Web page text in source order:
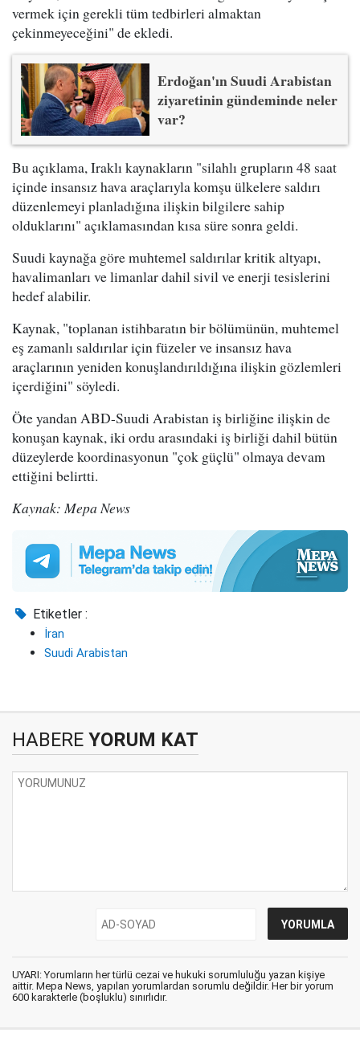
vermek için gerekli tüm tedbirleri almaktan
çekinmeyeceğini" de ekledi.
Erdoğan'ın Suudi Arabistan
ziyaretinin gündeminde neler
var?
Bu açıklama, Iraklı kaynakların "silahlı grupların 48 saat
içinde insansız hava araçlarıyla komşu ülkelere saldırı
düzenlemeyi planladığına ilişkin bilgilere sahip
olduklarını" açıklamasından kısa süre sonra geldi.
Suudi kaynağa göre muhtemel saldırılar kritik altyapı,
havalimanları ve limanlar dahil sivil ve enerji tesislerini
hedef alabilir.
Kaynak, "toplanan istihbaratın bir bölümünün, muhtemel
eş zamanlı saldırılar için füzeler ve insansız hava
araçlarının yeniden konuşlandırıldığına ilişkin gözlemleri
içerdiğini" söyledi.
Öte yandan ABD-Suudi Arabistan iş birliğine ilişkin de
konuşan kaynak, iki ordu arasındaki iş birliği dahil bütün
düzeylerde koordinasyonun "çok güçlü" olmaya devam
ettiğini belirtti.
Kaynak: Mepa News
Etiketler :
İran
Suudi Arabistan
HABERE YORUM KAT
UYARI: Yorumların her türlü cezai ve hukuki sorumluluğu yazan kişiye
aittir. Mepa News, yapılan yorumlardan sorumlu değildir. Her bir yorum
600 karakterle (boşluklu) sınırlıdır.